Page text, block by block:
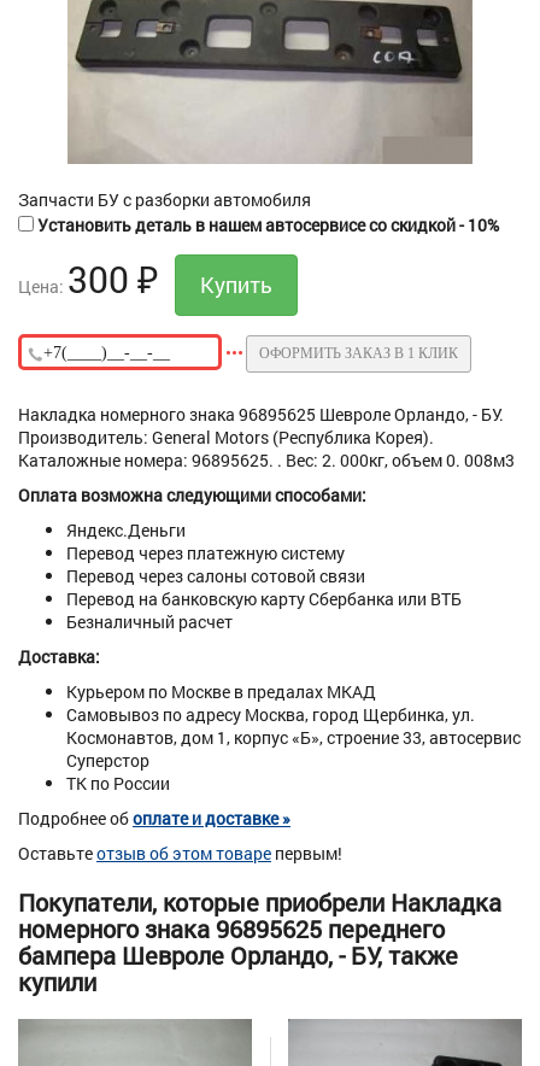
Запчасти БУ с разборки автомобиля
Установить деталь в нашем автосервисе со скидкой - 10%
Цена: 300 ₽
ОФОРМИТЬ ЗАКАЗ В 1 КЛИК
Накладка номерного знака 96895625 Шевроле Орландо, - БУ.
Производитель: General Motors (Республика Корея).
Каталожные номера: 96895625. . Вес: 2. 000кг, объем 0. 008м3
Оплата возможна следующими способами:
Яндекс.Деньги
Перевод через платежную систему
Перевод через салоны сотовой связи
Перевод на банковскую карту Сбербанка или ВТБ
Безналичный расчет
Доставка:
Курьером по Москве в предалах МКАД
Самовывоз по адресу Москва, город Щербинка, ул.
Космонавтов, дом 1, корпус «Б», строение 33, автосервис
Суперстор
ТК по России
Подробнее обоплате и доставке »
Оставьтеотзыв об этом товаре первым!
Покупатели, которые приобрели Накладка
номерного знака 96895625 переднего
бампера Шевроле Орландо, - БУ, также
купили